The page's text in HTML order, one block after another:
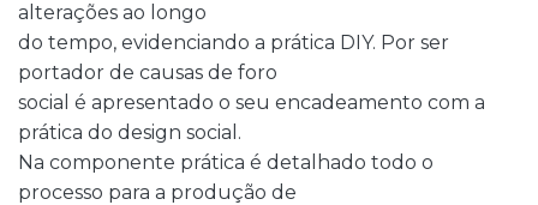
alterações ao longo
do tempo, evidenciando a prática DIY. Por ser
portador de causas de foro
social é apresentado o seu encadeamento com a
prática do design social.
Na componente prática é detalhado todo o
processo para a produção de